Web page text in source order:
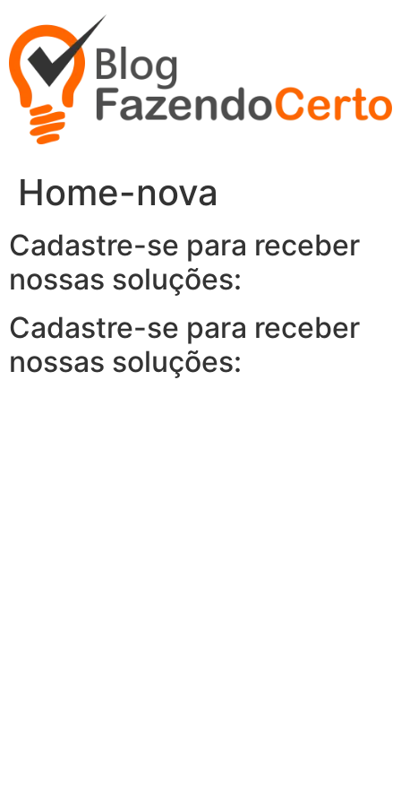
para
conteúdo
Home-nova
Cadastre-se para receber
nossas soluções:
Cadastre-se para receber
nossas soluções: